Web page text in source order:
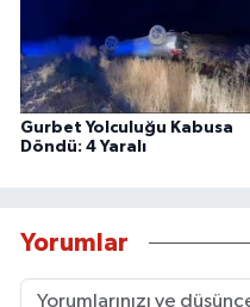
Gurbet Yolculuğu Kabusa
Döndü: 4 Yaralı
Yorumlar